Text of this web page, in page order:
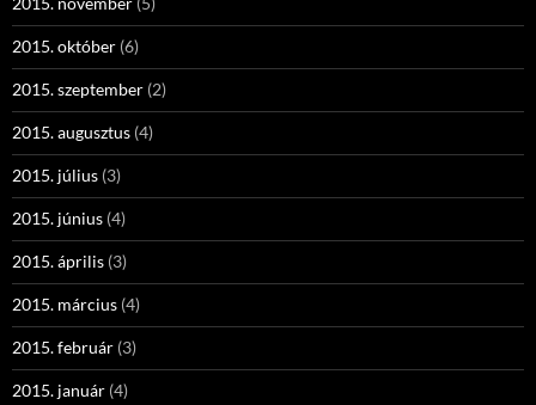
2015. október (6)
2015. szeptember (2)
2015. augusztus (4)
2015. július (3)
2015. június (4)
2015. április (3)
2015. március (4)
2015. február (3)
2015. január (4)